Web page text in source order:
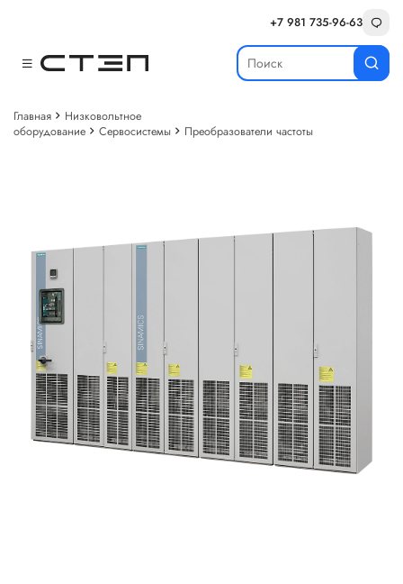
+7 981 735-96-63
Главная
Низковольтное
оборудование
Сервосистемы Преобразователи частоты